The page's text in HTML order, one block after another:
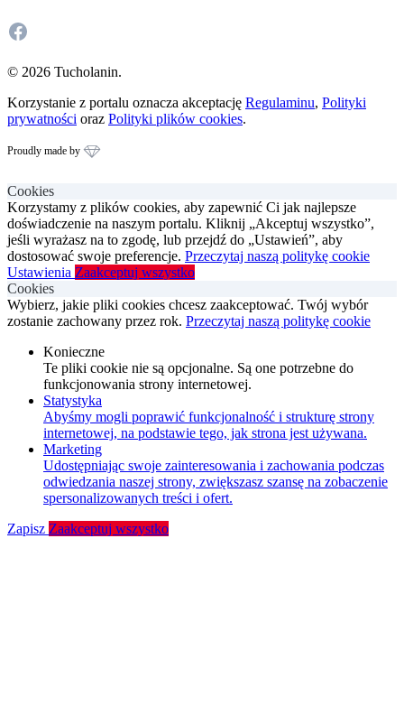
Facebook
© 2026 Tucholanin.
Korzystanie z portalu oznacza akceptację Regulaminu, Polityki
prywatności oraz Polityki plików cookies.
Proudly made by
Cookies
Korzystamy z plików cookies, aby zapewnić Ci jak najlepsze
doświadczenie na naszym portalu. Kliknij „Akceptuj wszystko”,
jeśli wyrażasz na to zgodę, lub przejdź do „Ustawień”, aby
dostosować swoje preferencje. Przeczytaj naszą politykę cookie
Ustawienia Zaakceptuj wszystko
Cookies
Wybierz, jakie pliki cookies chcesz zaakceptować. Twój wybór
zostanie zachowany przez rok. Przeczytaj naszą politykę cookie
Konieczne
Te pliki cookie nie są opcjonalne. Są one potrzebne do
funkcjonowania strony internetowej.
Statystyka
Abyśmy mogli poprawić funkcjonalność i strukturę strony
internetowej, na podstawie tego, jak strona jest używana.
Marketing
Udostępniając swoje zainteresowania i zachowania podczas
odwiedzania naszej strony, zwiększasz szansę na zobaczenie
spersonalizowanych treści i ofert.
Zapisz Zaakceptuj wszystko